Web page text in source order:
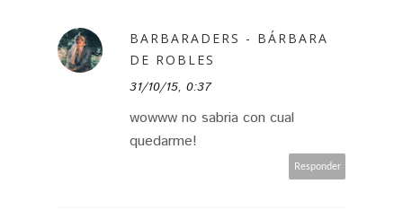
BARBARADERS - BÁRBARA
DE ROBLES
31/10/15, 0:37
wowww no sabria con cual
quedarme!
Responder